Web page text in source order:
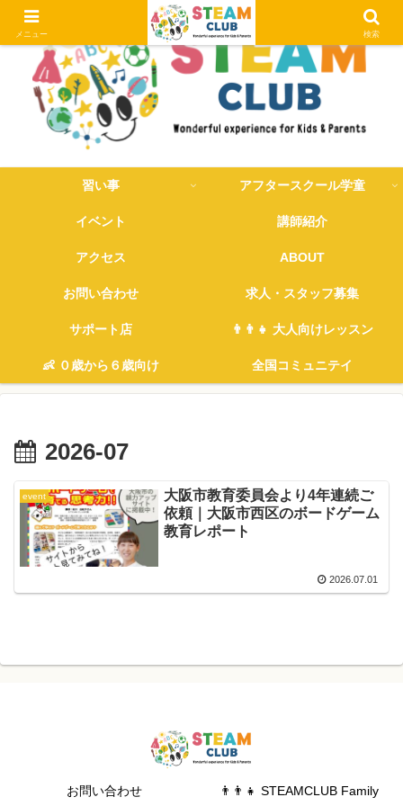
習い事 アフタースクール学童
イベント 講師紹介
アクセス ABOUT
お問い合わせ 求人・スタッフ募集
サポート店 👨‍👨‍👧 大人向けレッスン
👶 ０歳から６歳向け 全国コミュニテイ
2026-07
event
大阪市教育委員会より4年連続ご
依頼｜大阪市西区のボードゲーム
教育レポート
2026.07.01
お問い合わせ 👨‍👨‍👧 STEAMCLUB Family
メニュー 検索